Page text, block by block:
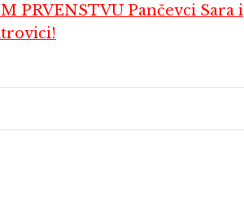
PRVENSTVU Pančevci Sara i